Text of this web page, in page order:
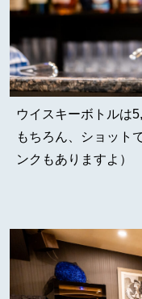
ウイスキーボトルは
もちろん、ショット
ンクもありますよ）